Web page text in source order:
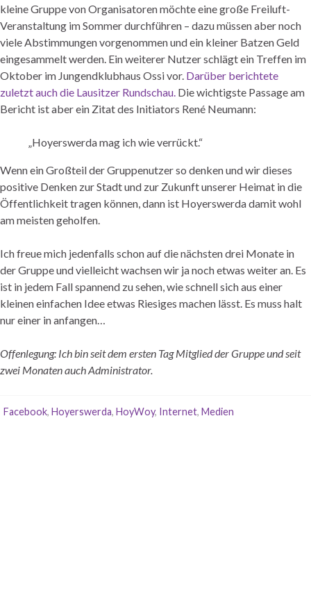
kleine Gruppe von Organisatoren möchte eine große Freiluft-
Veranstaltung im Sommer durchführen – dazu müssen aber noch
viele Abstimmungen vorgenommen und ein kleiner Batzen Geld
eingesammelt werden. Ein weiterer Nutzer schlägt ein Treffen im
Oktober im Jungendklubhaus Ossi vor. Darüber berichtete
zuletzt auch die Lausitzer Rundschau. Die wichtigste Passage am
Bericht ist aber ein Zitat des Initiators René Neumann:
„Hoyerswerda mag ich wie verrückt.“
Wenn ein Großteil der Gruppenutzer so denken und wir dieses
positive Denken zur Stadt und zur Zukunft unserer Heimat in die
Öffentlichkeit tragen können, dann ist Hoyerswerda damit wohl
am meisten geholfen.
Ich freue mich jedenfalls schon auf die nächsten drei Monate in
der Gruppe und vielleicht wachsen wir ja noch etwas weiter an. Es
ist in jedem Fall spannend zu sehen, wie schnell sich aus einer
kleinen einfachen Idee etwas Riesiges machen lässt. Es muss halt
nur einer in anfangen…
Offenlegung: Ich bin seit dem ersten Tag Mitglied der Gruppe und seit
zwei Monaten auch Administrator.
Facebook, Hoyerswerda, HoyWoy, Internet, Medien